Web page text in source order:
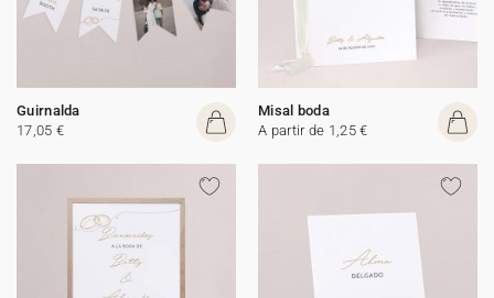
Guirnalda
17,05 €
Misal boda
A partir de 1,25 €